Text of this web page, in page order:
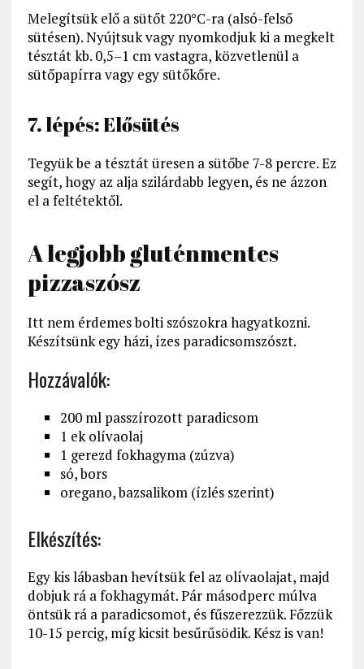
Melegítsük elő a sütőt 220°C-ra (alsó-felső
sütésen). Nyújtsuk vagy nyomkodjuk ki a megkelt
tésztát kb. 0,5–1 cm vastagra, közvetlenül a
sütőpapírra vagy egy sütőkőre.
7. lépés: Elősütés
Tegyük be a tésztát üresen a sütőbe 7-8 percre. Ez
segít, hogy az alja szilárdabb legyen, és ne ázzon
el a feltétektől.
A legjobb gluténmentes
pizzaszósz
Itt nem érdemes bolti szószokra hagyatkozni.
Készítsünk egy házi, ízes paradicsomszószt.
Hozzávalók:
200 ml passzírozott paradicsom
1 ek olívaolaj
1 gerezd fokhagyma (zúzva)
só, bors
oregano, bazsalikom (ízlés szerint)
Elkészítés:
Egy kis lábasban hevítsük fel az olívaolajat, majd
dobjuk rá a fokhagymát. Pár másodperc múlva
öntsük rá a paradicsomot, és fűszerezzük. Főzzük
10-15 percig, míg kicsit besűrűsödik. Kész is van!